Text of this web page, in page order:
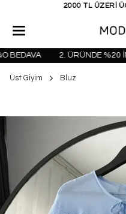
KAPIDA
2. ÜRÜNDE %20
Üst Giyim Bluz